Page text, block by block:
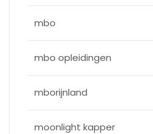
mbo
mbo opleidingen
mborijnland
moonlight kapper